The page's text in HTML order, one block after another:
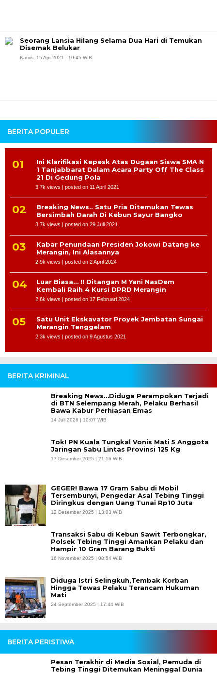
BERITA POPULER
Ini Klarifikasi Kepesk Atas Dugaan Siswa SMA N
1 Tanjabbarat Dalam Acara Party Off The Class
21 Di Gedung Pola
3.7k views | posted on 11 April 2021
Breaking News.. Satu Pria Ditemukan Tewas
Bersimbah Darah Di Kebun Sayur Bangko
3.7k views | posted on 29 Juli 2021
Kabar Penundaan Presiden Jokowi Datang ke
Merangin, Ini Alasannya
2.9k views | posted on 2 April 2024
Luar Biasa… !! Ditangan M Yani NasDem
Kembali Raih 4 Kursi DPRD Merangin
2.6k views | posted on 17 Februari 2024
Satu Unit Ekskavator Proyek Jembatan Sungai
Merangin Tenggelam
2.3k views | posted on 9 Agustus 2021
BERITA KRIMINAL
Breaking News…Diduga Perampokan Terjadi
di BTN Selempang Merah, Pelaku Berhasil
Bawa Kabur Perhiasan Emas
14 Juli 2026 | 10:07 WIB
Tok! PN Kuala Tungkal Vonis Mati 5 Anggota
Jaringan Sabu Lintas Provinsi 125 Kg
17 Desember 2025 | 21:16 WIB
GEGER! Bawa 17 Gram Sabu di Mobil
Tersembunyi, Pengedar Asal Tebing Tinggi
Diringkus dengan Uang Tunai Rp10 Juta
12 Desember 2025 | 13:03 WIB
Transaksi Sabu di Kebun Sawit Terbongkar,
Polsek Tebing Tinggi Amankan Pelaku dan
Hampir 10 Gram Barang Bukti
16 November 2025 | 08:54 WIB
Diduga Istri Selingkuh,Tembak Korban
Hingga Tewas Pelaku Terancam Hukuman
Mati
24 September 2025 | 17:44 WIB
BERITA PERISTIWA
Pesan Terakhir di Media Sosial, Pemuda di
Tebing Tinggi Ditemukan Meninggal Dunia
Seorang Lansia Hilang Selama Dua Hari di Temukan
Disemak Belukar
Kamis, 15 Apr 2021 - 19:45 WIB